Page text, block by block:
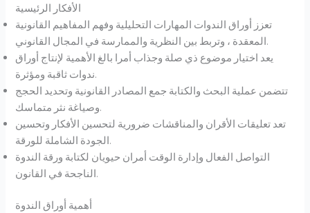
الأفكار الرئيسية
تعزز أوراق الندوات المهارات التحليلية وفهم المفاهيم القانونية
المعقدة ، وتربط بين النظرية والممارسة في المجال القانوني.
يعد اختيار موضوع ذي صلة وجذاب أمرا بالغ الأهمية لإنتاج أوراق
ندوات ثاقبة ومؤثرة.
تتضمن عملية البحث والكتابة جمع المصادر القانونية وتحديد الحجج
وصياغة نثر متماسك.
تعد تعليقات الأقران والمناقشات ضرورية لتحسين الأفكار وتحسين
الجودة الشاملة للورقة.
التواصل الفعال وإدارة الوقت أمران حيويان لكتابة ورقة الندوة
الناجحة في القانون.
أهمية أوراق الندوة